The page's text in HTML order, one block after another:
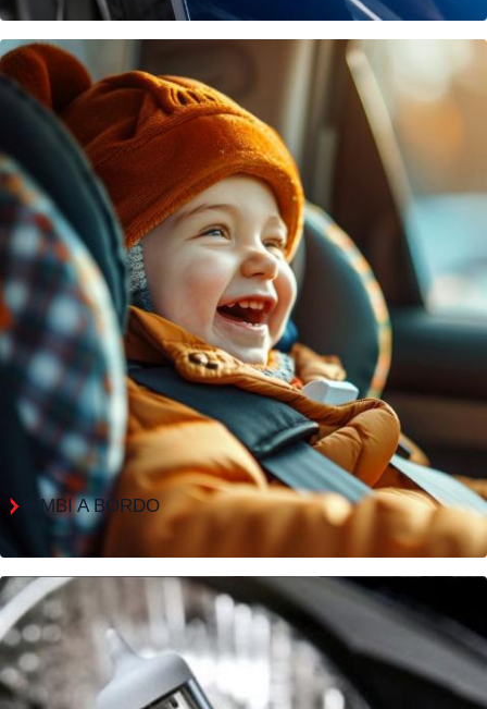
BIMBI A BORDO